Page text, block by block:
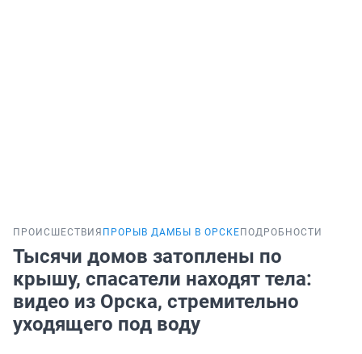
ПРОИСШЕСТВИЯ ПРОРЫВ ДАМБЫ В ОРСКЕ ПОДРОБНОСТИ
Тысячи домов затоплены по
крышу, спасатели находят тела:
видео из Орска, стремительно
уходящего под воду